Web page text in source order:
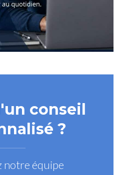
conseil
?
notre équipe